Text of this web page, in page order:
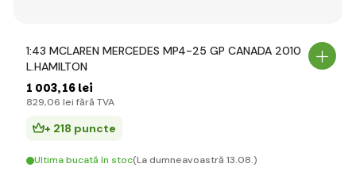
1:43 MCLAREN MERCEDES MP4-25 GP CANADA 2010
L.HAMILTON
1 003,16 lei
829,06 lei fără TVA
+ 218 puncte
Ultima bucată în stoc(La dumneavoastră 13.08.)